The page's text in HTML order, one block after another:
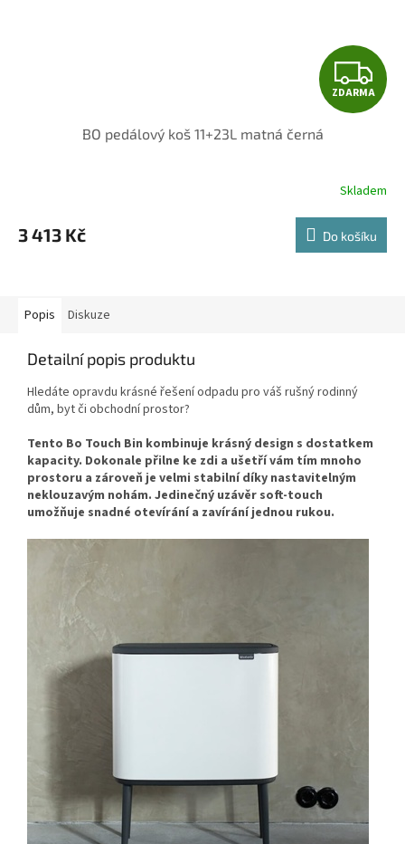
Z
D
R
M
A
ZDARMA
BO pedálový koš 11+23L matná černá
Skladem
3 413 Kč Do košíku
Popis Diskuze
Detailní popis produktu
Hledáte opravdu krásné řešení odpadu pro váš rušný rodinný
dům, byt či obchodní prostor?
Tento Bo Touch Bin kombinuje krásný design s dostatkem
kapacity. Dokonale přilne ke zdi a ušetří vám tím mnoho
prostoru a zároveň je velmi stabilní díky nastavitelným
neklouzavým nohám. Jedinečný uzávěr soft-touch
umožňuje snadné otevírání a zavírání jednou rukou.